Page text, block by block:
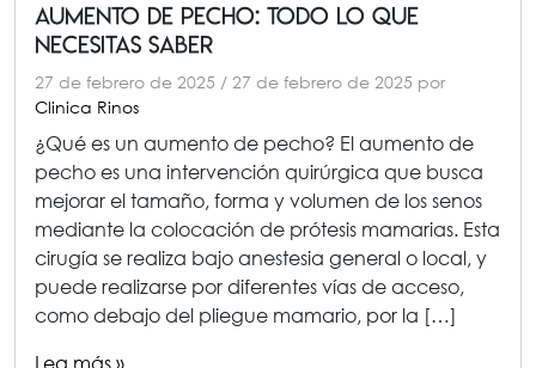
aumento de pecho: Todo lo que
Necesitas Saber
27 de febrero de 2025 / 27 de febrero de 2025 por
Clinica Rinos
¿Qué es un aumento de pecho? El aumento de
pecho es una intervención quirúrgica que busca
mejorar el tamaño, forma y volumen de los senos
mediante la colocación de prótesis mamarias. Esta
cirugía se realiza bajo anestesia general o local, y
puede realizarse por diferentes vías de acceso,
como debajo del pliegue mamario, por la […]